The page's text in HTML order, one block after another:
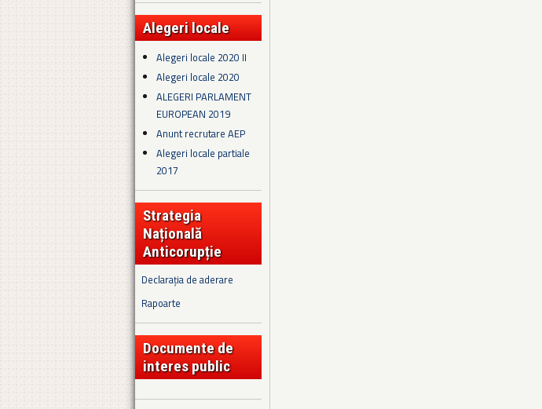
Alegeri locale
Alegeri locale 2020 II
Alegeri locale 2020
ALEGERI PARLAMENT
EUROPEAN 2019
Anunt recrutare AEP
Alegeri locale partiale
2017
Strategia
Națională
Anticorupție
Declarația de aderare
Rapoarte
Documente de
interes public